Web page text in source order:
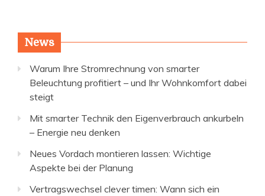
News
Warum Ihre Stromrechnung von smarter
Beleuchtung profitiert – und Ihr Wohnkomfort dabei
steigt
Mit smarter Technik den Eigenverbrauch ankurbeln
– Energie neu denken
Neues Vordach montieren lassen: Wichtige
Aspekte bei der Planung
Vertragswechsel clever timen: Wann sich ein